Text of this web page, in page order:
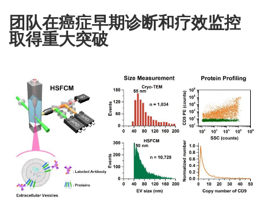
团队在癌症早期诊断和疗效监控
取得重大突破